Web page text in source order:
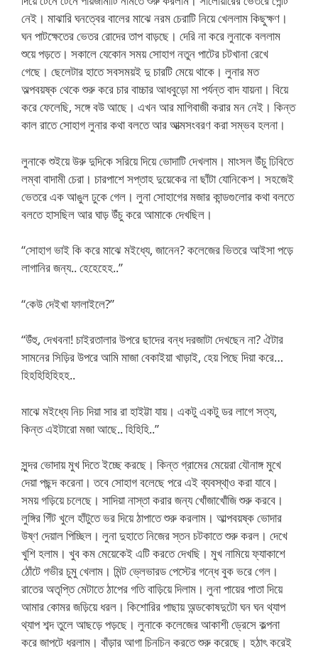
নেই। মাঝারি ঘনত্বের বালের মাঝে নরম চেরাটি নিয়ে খেললাম কিছুক্ষণ।
ঘন পাটক্ষেতের ভেতর রোদের তাপ বাড়ছে। দেরি না করে লুনাকে বললাম
শুয়ে পড়তে। সকালে যেকোন সময় সোহাগ নতুন পাটের চটখানা রেখে
গেছে। ছেলেটার হাতে সবসময়ই দু চারটি মেয়ে থাকে। লুনার মত
অল্পবয়ষ্ক থেকে শুরু করে চার বাচ্চার আধবুড়ো মা পর্যন্ত বাদ যায়না। বিয়ে
করে ফেলেছি, সঙ্গে বউ আছে। এখন আর মাগিবাজী করার মন নেই। কিন্ত
কাল রাতে সোহাগ লুনার কথা বলতে আর আত্মসংবরণ করা সম্ভব হলনা।
লুনাকে শুইয়ে উরু দুদিকে সরিয়ে দিয়ে ভোদাটি দেখলাম। মাংসল উঁচু ঢিবিতে
লম্বা বাদামী চেরা। চারপাশে সপ্তাহ দুয়েকের না ছাঁটা যোনিকেশ। সহজেই
ভেতরে এক আঙুল ঢুকে গেল। লুনা সোহাগের মজার কান্ডগুলোর কথা বলতে
বলতে হাসছিল আর ঘাড় উঁচু করে আমাকে দেখছিল।
“সোহাগ ভাই কি করে মাঝে মইধ্যে, জানেন? কলেজের ভিতরে আইসা পড়ে
লাগানির জন্য.. হেহেহেহ..”
“কেউ দেইখা ফালাইলে?”
“উঁহু, দেখবনা! চাইরতালার উপরে ছাদের বন্ধ দরজাটা দেখছেন না? ঐটার
সামনের সিড়ির উপরে আমি মাজা বেকাইয়া খাড়াই, হেয় পিছে দিয়া করে…
হিহহিহিহিহহ..
মাঝে মইধ্যে নিচ দিয়া সার রা হাইট্টা যায়। একটু একটু ডর লাগে সত্য,
কিন্ত এইটারো মজা আছে.. হিহিহি..”
সুন্দর ভোদায় মুখ দিতে ইচ্ছে করছে। কিন্ত গ্রামের মেয়েরা যৌনাঙ্গ মুখে
দেয়া পছন্দ করেনা। তবে সোহাগ বলেছে পরে এই ব্যবস্থা্ও করা যাবে।
সময় গড়িয়ে চলেছে। সাদিয়া নাস্তা করার জন্য খোঁজাখোঁজি শুরু করবে।
লুঙ্গির গিঁট খুলে হাঁটুতে ভর দিয়ে ঠাপাতে শুরু করলাম। আল্পবয়ষ্ক ভোদার
উষ্ণ দেয়াল পিচ্ছিল। লুনা দুহাতে নিজের স্তন চটকাতে শুরু করল। দেখে
খুশি হলাম। খুব কম মেয়েকেই এটি করতে দেখছি। মুখ নামিয়ে ফ্যাকাশে
ঠোঁটে গভীর চুমু খেলাম। মিন্ট ভ্লেভারড পেস্টের গন্ধে বুক ভরে গেল।
রাতের অতৃপ্তি মেটাতে ঠাপের গতি বাড়িয়ে দিলাম। লুনা পায়ের পাতা দিয়ে
আমার কোমর জড়িয়ে ধরল। কিশোরির পাছায় অন্ডকোষদুটো ঘন ঘন থ্যাপ
থ্যাপ শব্দ তুলে আছড়ে পড়ছে। লুনাকে কলেজের আকাশী ড্রেসে কল্পনা
করে জাপটে ধরলাম। বাঁড়ার আগা চিনচিন করতে শুরু করেছে। হঠাৎ করেই